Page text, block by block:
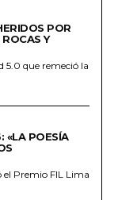
POR
Y
5.0 que remeció la
«LA POESÍA
el Premio FIL Lima